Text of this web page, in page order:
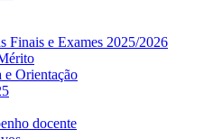
Finais e Exames 2025/2026
e Orientação
docente